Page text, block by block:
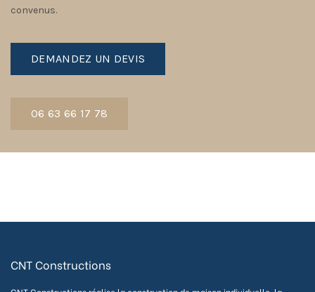
convenus.
DEMANDEZ UN DEVIS
06 63 66 17 78
CNT Constructions